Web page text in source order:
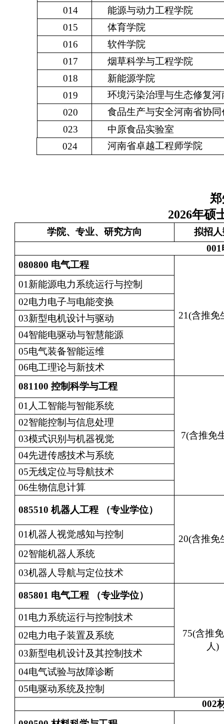
014
能源与动力工程学院
015
体育学院
016
软件学院
017
烟草科学与工程学院
018
新能源学院
019
环境污染治理与生态修复
020
食品生产与安全河南省协同
023
中原食品实验室
024
河南省卓越工程师学院
2026年硕
学院、专业、研究方向
拟招
001
080800 电气工程
21(含推免
01新能源电力系统运行与控制
02电力电子与电能变换
03新型电机设计与驱动
04智能电驱动与智慧能源
05电气装备智能运维
06电工理论与新技术
081100 控制科学与工程
7(含推免
01人工智能与智能系统
02智能控制与信息处理
03模式识别与机器视觉
04先进传感技术与系统
05无线定位与导航技术
06生物信息计算
085510 机器人工程 （专业学位）
20(含推免
01机器人视觉感知与控制
02智能机器人系统
03机器人导航与定位技术
085801 电气工程 （专业学位）
75(含推
人)
01电力系统运行与控制技术
02电力电子装置及系统
03新型电机设计及其控制技术
04电气试验与故障诊断
05电驱动系统及控制
002